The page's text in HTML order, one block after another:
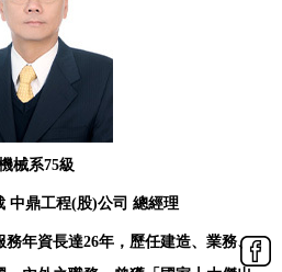
械系75級
中鼎工程(股)公司 總經理
年資長達26年，歷任建造、業務、